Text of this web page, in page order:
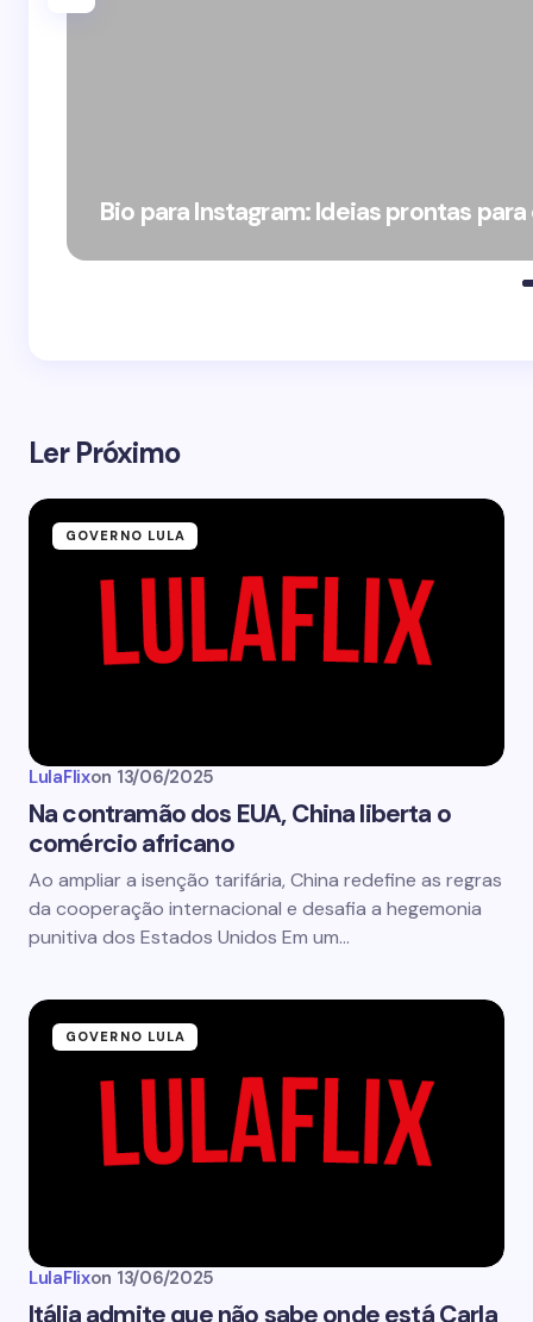
Bio para Instagram: Ideias prontas
Ler Próximo
GOVERNO LULA
LulaFlixon 13/06/2025
Na contramão dos EUA, China liberta o
comércio africano
Ao ampliar a isenção tarifária, China redefine as regras
da cooperação internacional e desafia a hegemonia
punitiva dos Estados Unidos Em um…
GOVERNO LULA
LulaFlixon 13/06/2025
Itália admite que não sabe onde está Carla